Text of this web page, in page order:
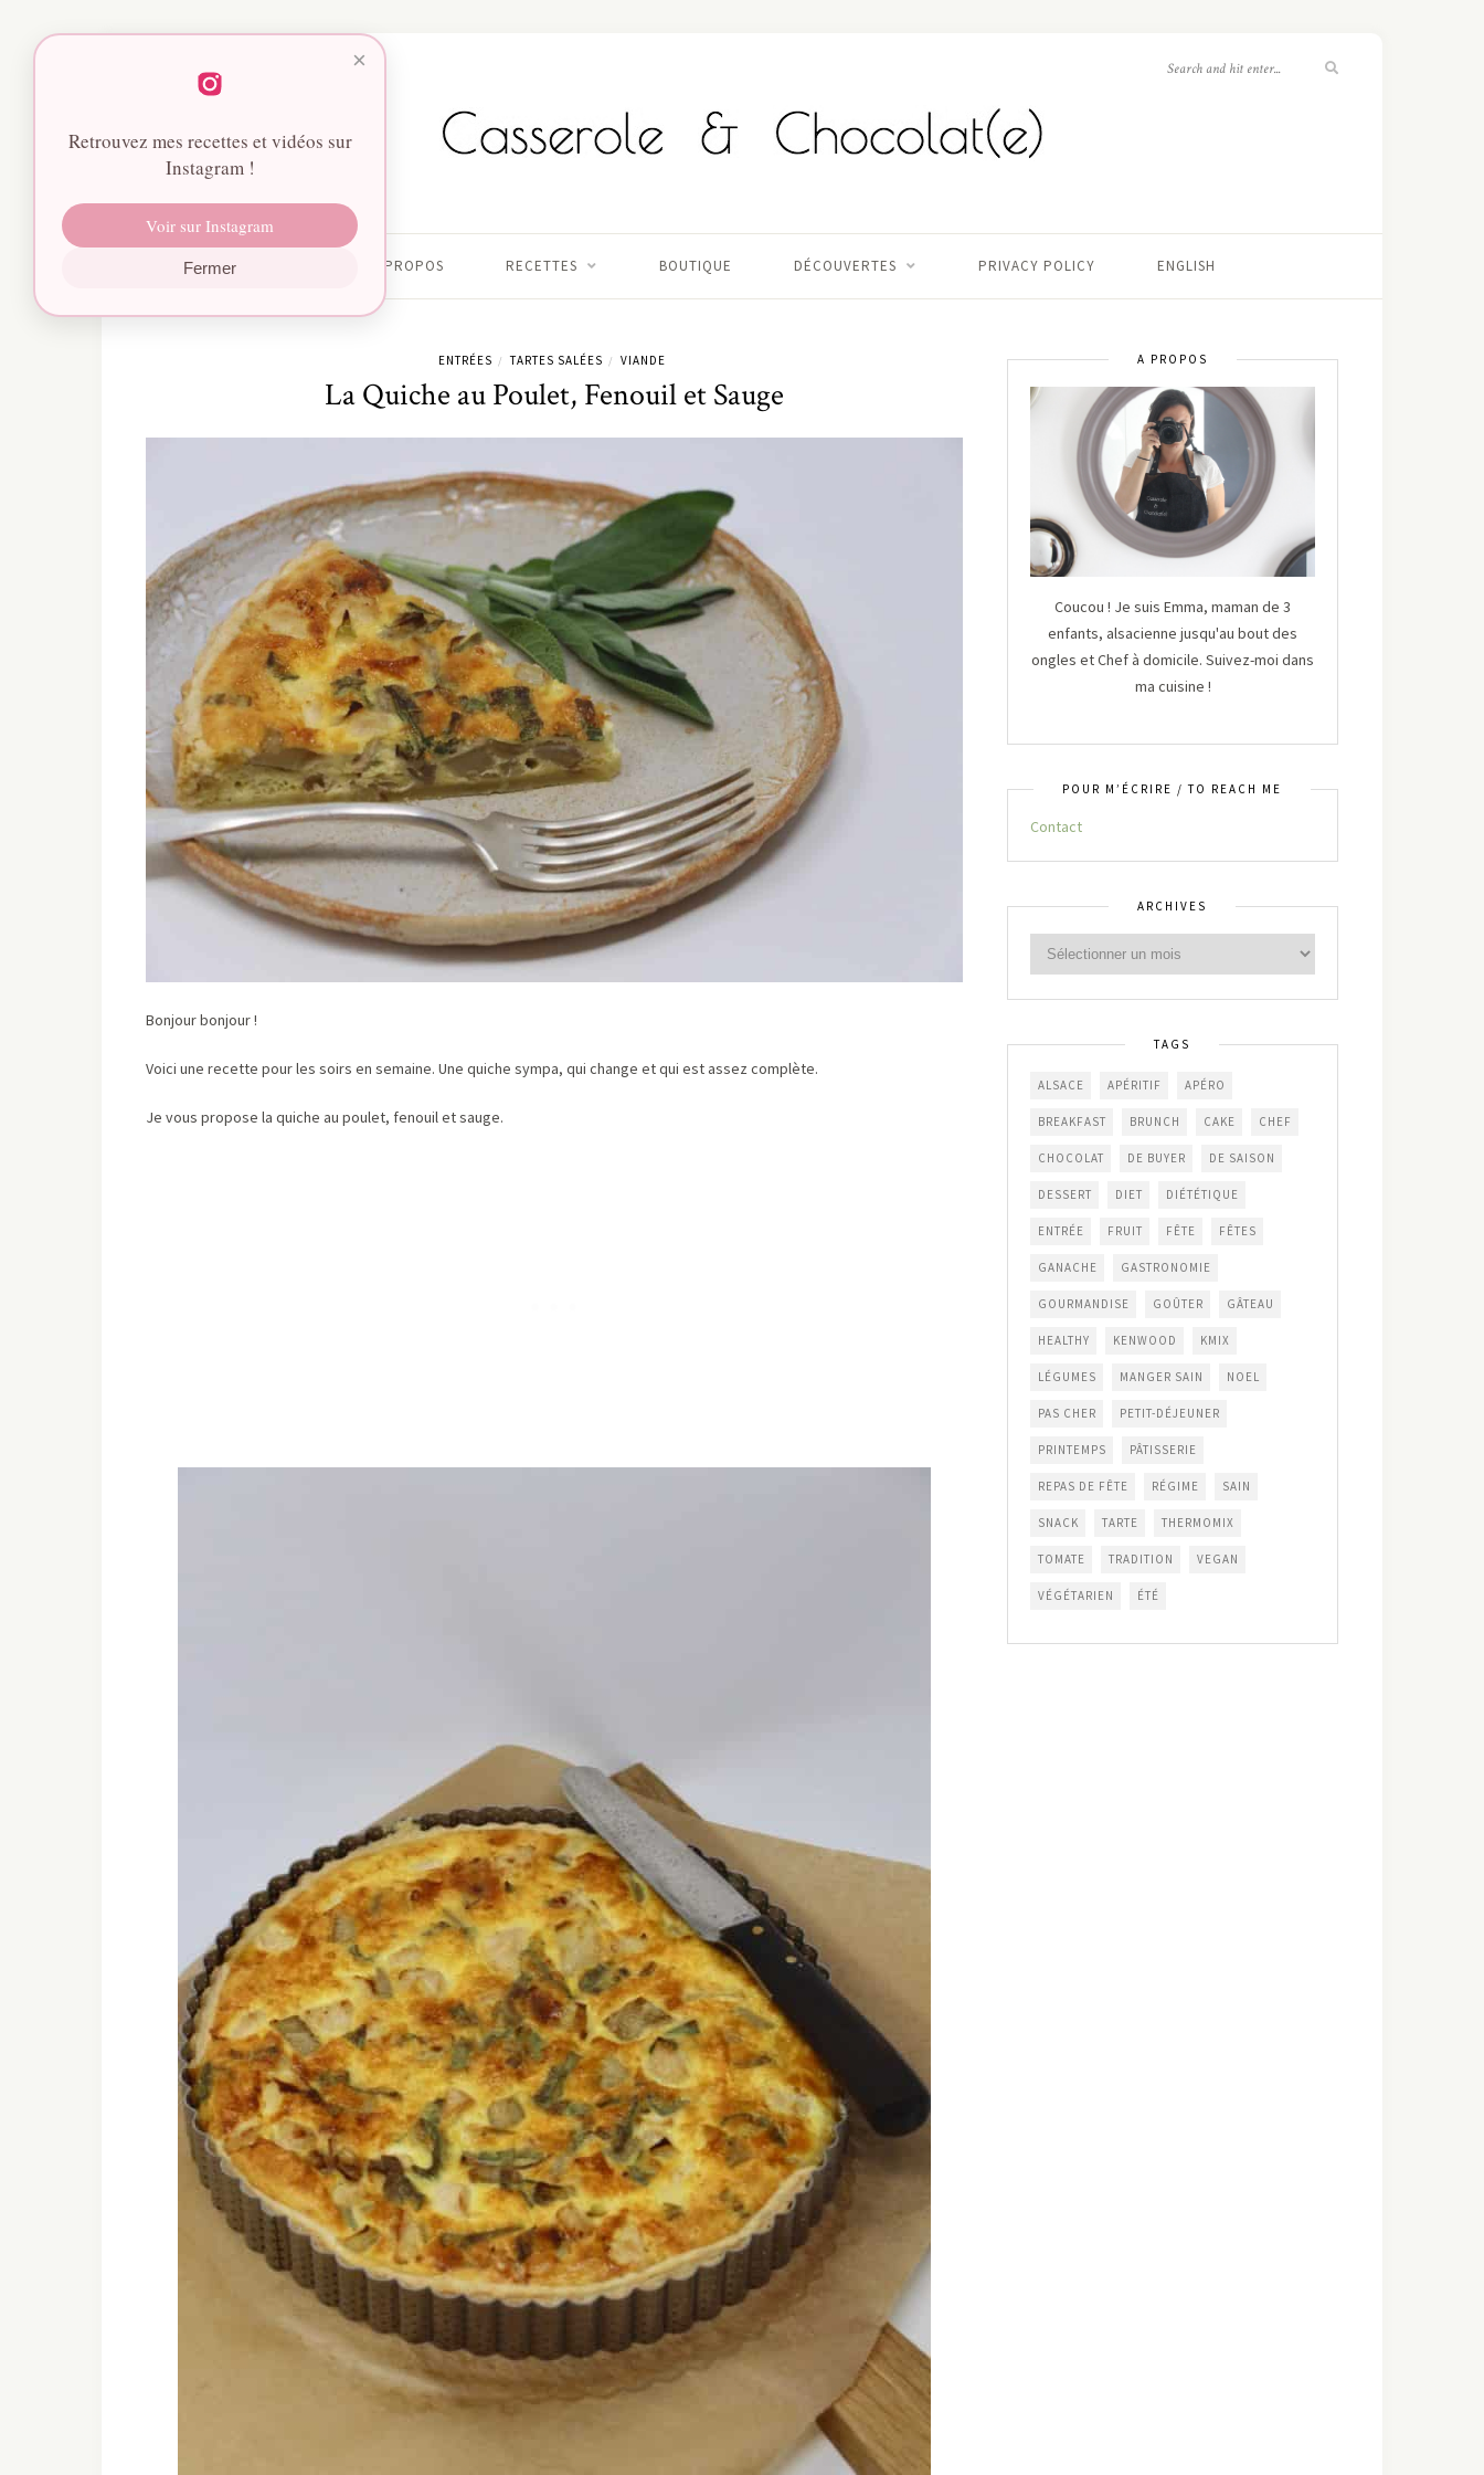
À PROPOS RECETTES BOUTIQUE DÉCOUVERTES PRIVACY POLICY ENGLISH
ENTRÉES / TARTES SALÉES / VIANDE
La Quiche au Poulet, Fenouil et Sauge
Bonjour bonjour !
Voici une recette pour les soirs en semaine. Une quiche sympa, qui change et qui est assez complète.
Je vous propose la quiche au poulet, fenouil et sauge.
A PROPOS
Coucou ! Je suis Emma, maman de 3
enfants, alsacienne jusqu'au bout des
ongles et Chef à domicile. Suivez-moi dans
ma cuisine !
POUR M’ÉCRIRE / TO REACH ME
Contact
ARCHIVES
TAGS
ALSACE APÉRITIF APÉRO
BREAKFAST BRUNCH CAKE CHEF
CHOCOLAT DE BUYER DE SAISON
DESSERT DIET DIÉTÉTIQUE
ENTRÉE FRUIT FÊTE FÊTES
GANACHE GASTRONOMIE
GOURMANDISE GOÛTER GÂTEAU
HEALTHY KENWOOD KMIX
LÉGUMES MANGER SAIN NOEL
PAS CHER PETIT-DÉJEUNER
PRINTEMPS PÂTISSERIE
REPAS DE FÊTE RÉGIME SAIN
SNACK TARTE THERMOMIX
TOMATE TRADITION VEGAN
VÉGÉTARIEN ÉTÉ
×
Retrouvez mes recettes et vidéos sur
Instagram !
Voir sur Instagram
Fermer